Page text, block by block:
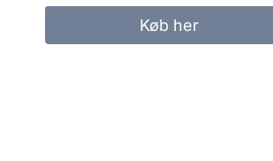
var:
172.00 kr..
er:
156.95 kr..
Køb her